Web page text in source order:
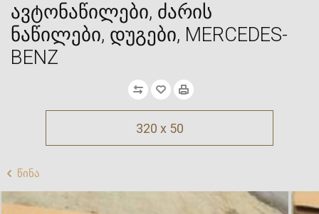
ავტონაწილები, ძარის
ნაწილები, დუგები, MERCEDES-
BENZ
320 x 50
წინა